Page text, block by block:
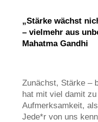
„Stärke wächst
– vielmehr aus
Mahatma Gandhi
Zunächst, Stärke –
hat mit viel damit
Aufmerksamkeit,
Jede*r von uns